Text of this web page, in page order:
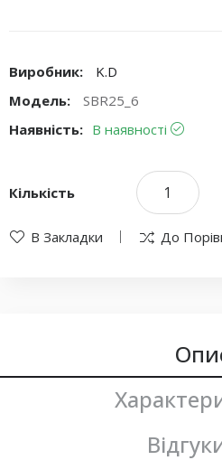
Виробник:
K.D
Модель:
SBR25_6
Наявність: В наявності
Кількість
В Закладки До